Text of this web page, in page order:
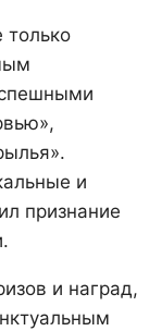
только
и
признание
и наград,